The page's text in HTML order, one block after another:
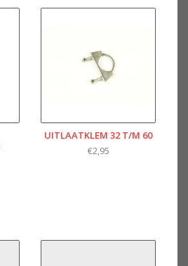
UITLAATKLEM 32 T/M 60
€2,95